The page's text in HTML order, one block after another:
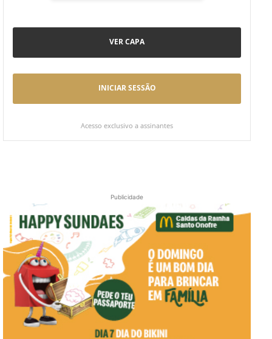
VER CAPA
INICIAR SESSÃO
Acesso exclusivo a assinantes
Publicidade